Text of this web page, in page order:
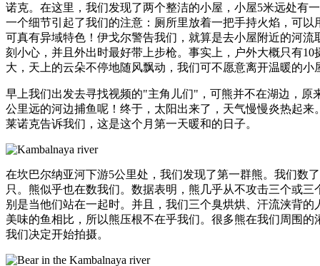
诺克。在这里，我们发现了两个整洁的小屋，小屋5米远处有
一个细节引起了我们的注意：厕所里放着一把手持火焰，可以
可真有异域特色！伊戈尔警告我们，就算是去小屋附近的河流
刻小心，并且外出时最好带上步枪。事实上，户外大概只有10
大，天上的云朵不停地随风飘动，我们可不愿意离开温暖的小
早上我们出发去寻找视频的"主角儿们"，可熊并不在湖边，原
公里远的河边捕鱼呢！终于，太阳出来了，天气慢慢炎热起来
莱诺克告诉我们，这是这个月第一天暖和的日子。
在坎巴尔纳亚河下游5公里处，我们发现了第一群熊。我们数
只。熊似乎也在数我们。数据表明，熊几乎从不攻击三个或三
别是当他们站在一起时。并且，我们三个臭烘烘、汗流浃背的
美味的鱼相比，所以熊压根不在乎我们。很多熊在我们周围的
我们决定开始拍摄。